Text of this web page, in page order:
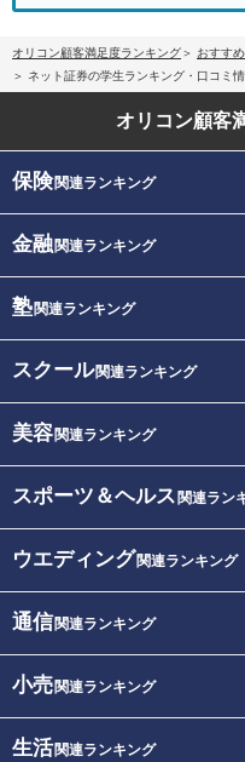
オリコン顧客満足度ランキング おすす
ネット証券の学生ランキング・口コミ
オリコン顧客
保険関連ランキング
金融関連ランキング
塾関連ランキング
スクール関連ランキング
美容関連ランキング
スポーツ＆ヘルス 関連ラン
ウエディング関連ランキング
通信関連ランキング
小売関連ランキング
生活関連ランキング